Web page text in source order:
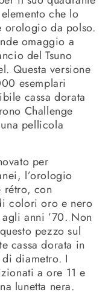
che lo
orologio da polso.
omaggio a
del Tsuno
Questa versione
esemplari
cassa dorata
Challenge
pellicola
per
l’orologio
rétro, con
colori oro e nero
anni ’70. Non
pezzo sul
cassa dorata in
diametro. I
a ore 11 e
lunetta nera.